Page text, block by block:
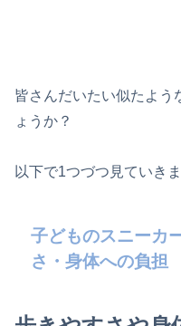
皆さんだいたい似たよう
ょうか？
以下で1つづつ見ていきま
子どものスニーカ
さ・身体への負担